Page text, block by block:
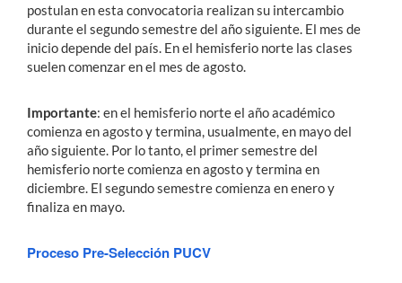
postulan en esta convocatoria realizan su intercambio
durante el segundo semestre del año siguiente. El mes de
inicio depende del país. En el hemisferio norte las clases
suelen comenzar en el mes de agosto.
Importante: en el hemisferio norte el año académico
comienza en agosto y termina, usualmente, en mayo del
año siguiente. Por lo tanto, el primer semestre del
hemisferio norte comienza en agosto y termina en
diciembre. El segundo semestre comienza en enero y
finaliza en mayo.
Proceso Pre-Selección PUCV